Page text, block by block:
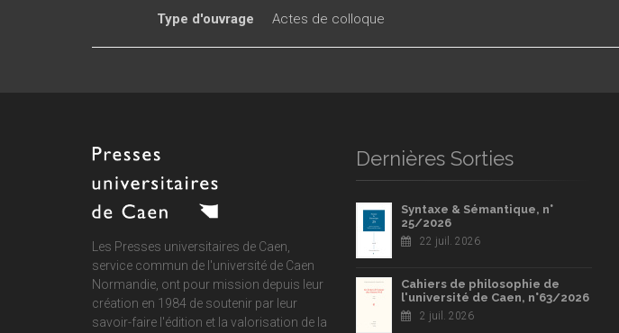
Type d'ouvrage
Actes de colloque
Les Presses universitaires de Caen,
service commun de l'université de Caen
Normandie , ont pour mission depuis leur
création en 1984 de soutenir par leur
savoir-faire l'édition et la valorisation de la
Dernières Sorties
Syntaxe & Sémantique, n°
25/2026
22 juil. 2026
Cahiers de philosophie de
l'université de Caen, n°63/2026
2 juil. 2026